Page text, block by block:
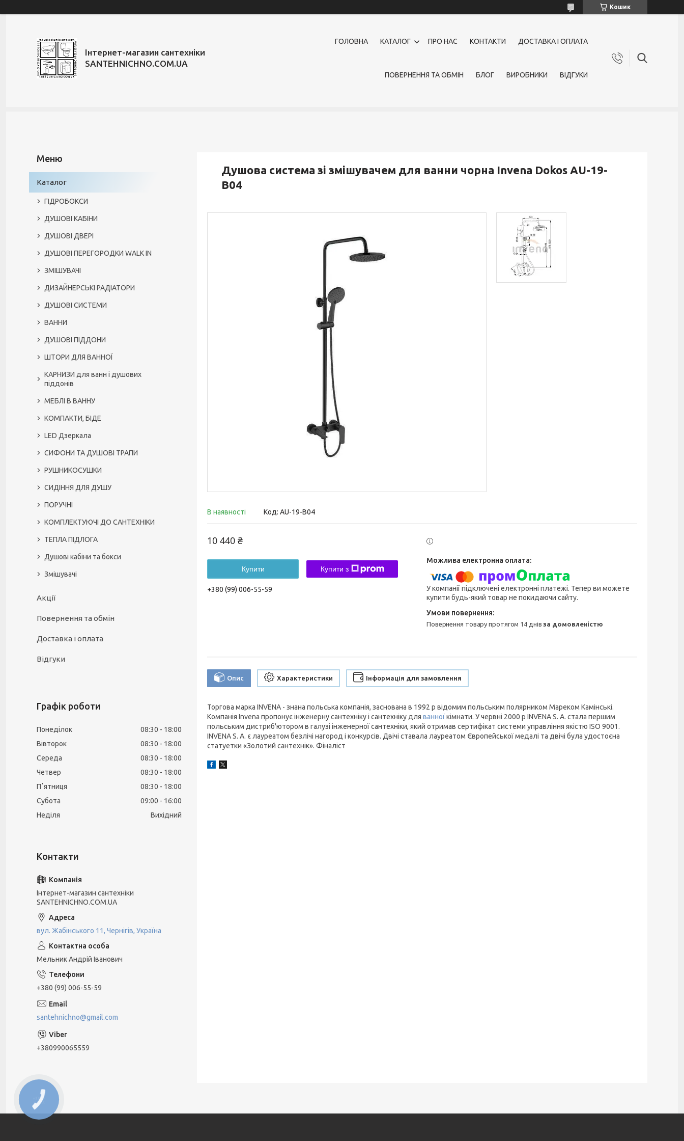
Кошик
Інтернет-магазин сантехніки
SANTEHNICHNO.COM.UA
ГОЛОВНА КАТАЛОГ ПРО НАС КОНТАКТИ ДОСТАВКА І ОПЛАТА
ПОВЕРНЕННЯ ТА ОБМІН БЛОГ ВИРОБНИКИ ВІДГУКИ
Душова система зі змішувачем для ванни чорна Invena Dokos AU-19-
B04
В наявності Код: AU-19-B04
10 440 ₴
Купити Купити з
+380 (99) 006-55-59
У компанії підключені електронні платежі. Тепер ви можете
купити будь-який товар не покидаючи сайту.
повернення товару протягом 14 днівза домовленістю
Опис Характеристики Інформація для замовлення
Торгова марка INVENA - знана польська компанія, заснована в 1992 р відомим польським полярником Мареком Камінські.
Компанія Invena пропонує інженерну сантехніку і сантехніку для ванноїкімнати. У червні 2000 р INVENA S. A. стала першим
польським дистриб'ютором в галузі інженерної сантехніки, який отримав сертифікат системи управління якістю ISO 9001.
INVENA S. A. є лауреатом безлічі нагород і конкурсів. Двічі ставала лауреатом Європейської медалі та двічі була удостоєна
статуетки «Золотий сантехнік». Фіналіст
Каталог
ГІДРОБОКСИ
ДУШОВІ КАБІНИ
ДУШОВІ ДВЕРІ
ДУШОВІ ПЕРЕГОРОДКИ WALK IN
ЗМІШУВАЧІ
ДИЗАЙНЕРСЬКІ РАДІАТОРИ
ДУШОВІ СИСТЕМИ
ВАННИ
ДУШОВІ ПІДДОНИ
ШТОРИ ДЛЯ ВАННОЇ
КАРНИЗИ для ванн і душових
піддонів
МЕБЛІ В ВАННУ
КОМПАКТИ, БІДЕ
LED Дзеркала
СИФОНИ ТА ДУШОВІ ТРАПИ
РУШНИКОСУШКИ
СИДІННЯ ДЛЯ ДУШУ
ПОРУЧНІ
КОМПЛЕКТУЮЧІ ДО САНТЕХНІКИ
ТЕПЛА ПІДЛОГА
Душові кабіни та бокси
Змішувачі
Акції
Повернення та обмін
Доставка і оплата
Відгуки
Графік роботи
Понеділок 08:30
18:00
Вівторок
08:30
18:00
Середа
08:30
18:00
Четвер
08:30
18:00
Пʼятниця
08:30
18:00
Субота
09:00
16:00
Неділя
Вихідний
Інтернет-магазин сантехніки
SANTEHNICHNO.COM.UA
вул. Жабінського 11, Чернігів, Україна
Мельник Андрій Іванович
+380 (99) 006-55-59
santehnichno@gmail.com
+380990065559
КНОПКА
ЗВ'ЯЗКУ